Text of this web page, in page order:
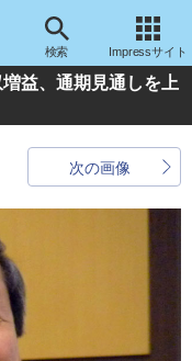
検索 Impressサイト
益、通期見通しを上
次の画像